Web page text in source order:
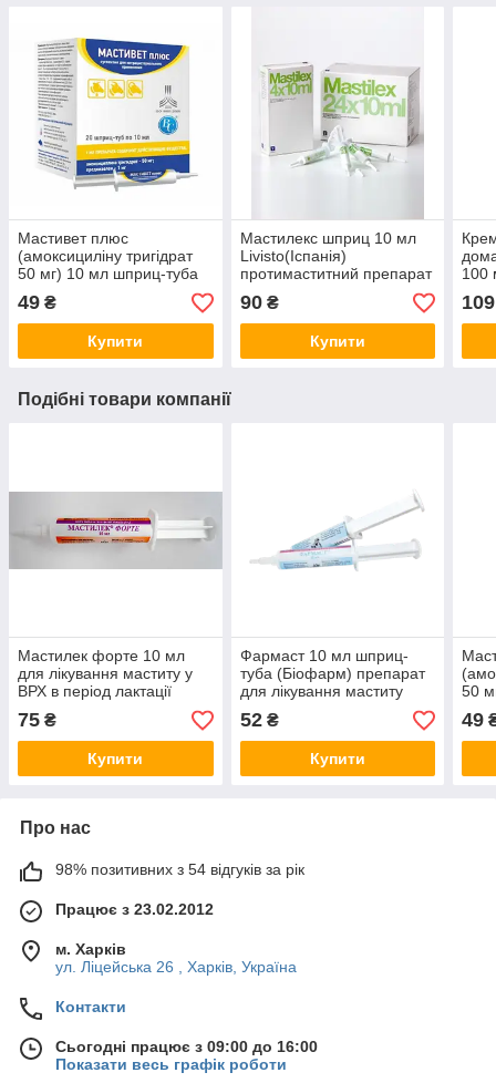
Мастивет плюс
(амоксициліну тригідрат
50 мг) 10 мл шприц-туба
препарат для лікування
маститу в корів
49 ₴
Купити
Мастилекс шприц 10 мл
Livisto(Іспанія)
протимаститний препарат
для корів
90₴
Купити
100
Подібні товари компанії
Мастилек форте 10 мл
для лікування маститу у
ВРХ в період лактації
75 ₴
Купити
Фармаст 10 мл шприц-
туба (Біофарм) препарат
для лікування маститу
52₴
Купити
50
49
Про нас
98% позитивних з 54 відгуків за рік
Працює з 23.02.2012
м. Харків
ул. Ліцейська 26 , Харків, Україна
Контакти
Сьогодні працює з 09:00 до 16:00
Показати весь графік роботи